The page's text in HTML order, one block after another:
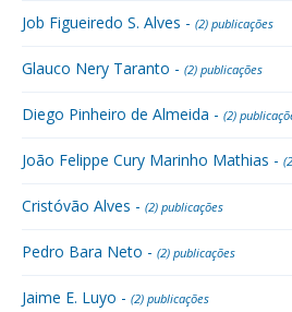
Job Figueiredo S. Alves - (2) publicações
Glauco Nery Taranto - (2) publicações
Diego Pinheiro de Almeida - (2)
João Felippe Cury Marinho Mathias -
Cristóvão Alves - (2) publicações
Pedro Bara Neto - (2) publicações
Jaime E. Luyo - (2) publicações